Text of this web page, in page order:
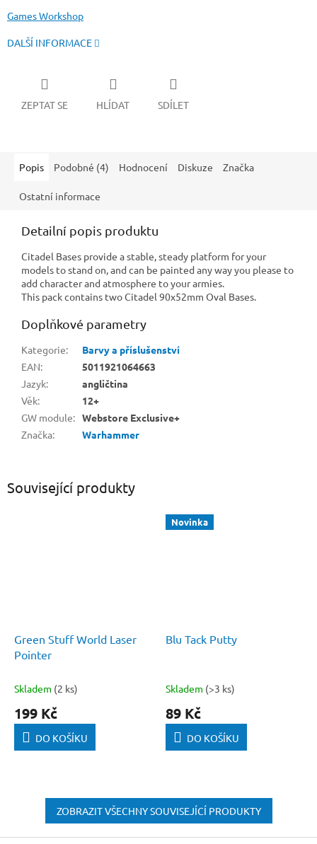
Games Workshop
DALŠÍ INFORMACE
ZEPTAT SE HLÍDAT SDÍLET
Související produkty
Green Stuff World Laser
Pointer
Skladem (2 ks)
199 Kč
DO KOŠÍKU
Novinka
Blu Tack Putty
Skladem (>3 ks)
89 Kč
DO KOŠÍKU
ZOBRAZIT VŠECHNY SOUVISEJÍCÍ PRODUKTY
Popis Podobné (4) Hodnocení Diskuze Značka
Ostatní informace
Detailní popis produktu
Citadel Bases provide a stable, steady platform for your
models to stand on, and can be painted any way you please to
add character and atmosphere to your armies.
This pack contains two Citadel 90x52mm Oval Bases.
Doplňkové parametry
Kategorie:
Barvy a příslušenství
EAN:
5011921064663
Jazyk:
angličtina
Věk:
12+
GW module: Webstore Exclusive+
Značka: Warhammer